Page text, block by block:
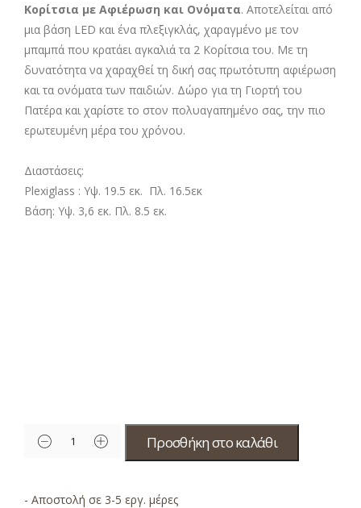
Κορίτσια με Αφιέρωση και Ονόματα. Αποτελείται από
μια βάση LED και ένα πλεξιγκλάς, χαραγμένο με τον
μπαμπά που κρατάει αγκαλιά τα 2 Κορίτσια του. Με τη
δυνατότητα να χαραχθεί τη δική σας πρωτότυπη αφιέρωση
και τα ονόματα των παιδιών. Δώρο για τη Γιορτή του
Πατέρα και χαρίστε το στον πολυαγαπημένο σας, την πιο
ερωτευμένη μέρα του χρόνου.
Διαστάσεις:
Plexiglass : Υψ. 19.5 εκ. Πλ. 16.5εκ
Βάση: Υψ. 3,6 εκ. Πλ. 8.5 εκ.
Προσθήκη στο καλάθι
- Αποστολή σε 3-5 εργ. μέρες